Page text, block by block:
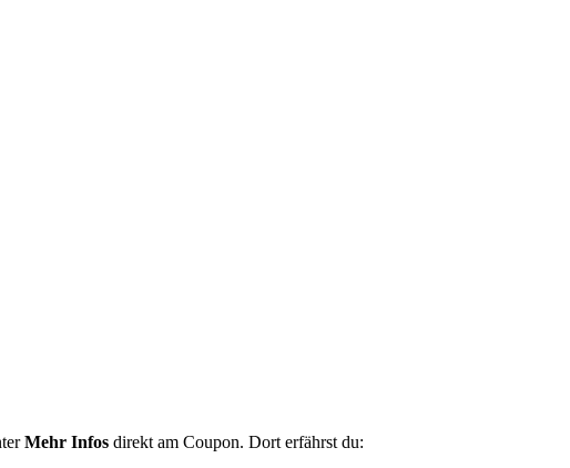
Mehr Infos direkt am Coupon. Dort erfährst du: